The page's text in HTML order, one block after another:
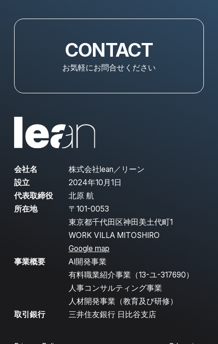
CONTACT
お気軽にお問合せください
会社名
株式会社lean／リーン
設立
2024年10月1日
代表取締役
北原 航
所在地
〒101-0053
東京都千代田区神田美土代町1
WORK VILLA MITOSHIRO
Google map
事業概要
AI開発事業
有料職業紹介事業（13-ユ-317690）
人事コンサルティング事業
人材開発事業（教育及び研修）
取引銀行
三井住友銀行 日比谷支店